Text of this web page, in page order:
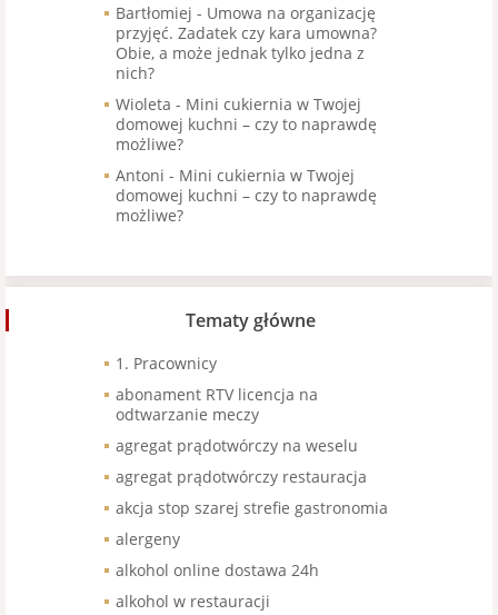
Bartłomiej - Umowa na organizację
przyjęć. Zadatek czy kara umowna?
Obie, a może jednak tylko jedna z
nich?
Wioleta - Mini cukiernia w Twojej
domowej kuchni – czy to naprawdę
możliwe?
Antoni - Mini cukiernia w Twojej
domowej kuchni – czy to naprawdę
możliwe?
Tematy główne
1. Pracownicy
abonament RTV licencja na
odtwarzanie meczy
agregat prądotwórczy na weselu
agregat prądotwórczy restauracja
akcja stop szarej strefie gastronomia
alergeny
alkohol online dostawa 24h
alkohol w restauracji